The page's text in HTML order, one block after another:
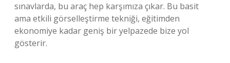
sınavlarda, bu araç hep karşımıza çıkar. Bu basit
ama etkili görselleştirme tekniği, eğitimden
ekonomiye kadar geniş bir yelpazede bize yol
gösterir.